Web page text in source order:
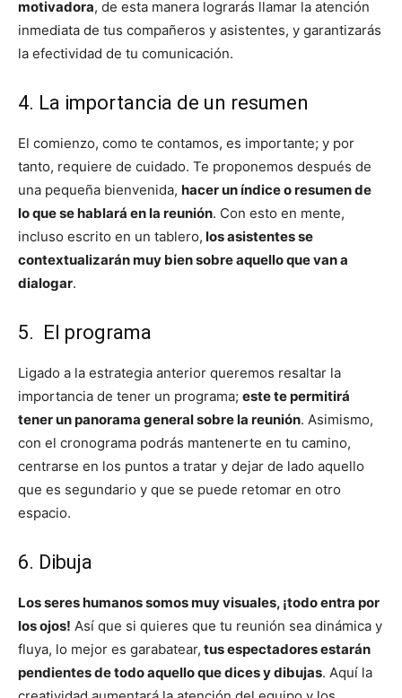
motivadora, de esta manera lograrás llamar la atención
inmediata de tus compañeros y asistentes, y garantizarás
la efectividad de tu comunicación.
4. La importancia de un resumen
El comienzo, como te contamos, es importante; y por
tanto, requiere de cuidado. Te proponemos después de
una pequeña bienvenida, hacer un índice o resumen de
lo que se hablará en la reunión. Con esto en mente,
incluso escrito en un tablero, los asistentes se
contextualizarán muy bien sobre aquello que van a
dialogar.
5. El programa
Ligado a la estrategia anterior queremos resaltar la
importancia de tener un programa; este te permitirá
tener un panorama general sobre la reunión. Asimismo,
con el cronograma podrás mantenerte en tu camino,
centrarse en los puntos a tratar y dejar de lado aquello
que es segundario y que se puede retomar en otro
espacio.
6. Dibuja
Los seres humanos somos muy visuales, ¡todo entra por
los ojos! Así que si quieres que tu reunión sea dinámica y
fluya, lo mejor es garabatear, tus espectadores estarán
pendientes de todo aquello que dices y dibujas. Aquí la